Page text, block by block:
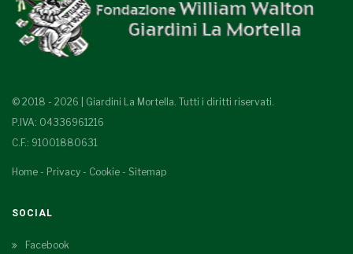
© 2018 - 2026 | Giardini La Mortella. Tutti i diritti riservati.
P.IVA: 04336961216
C.F.: 91001880631
Home - Privacy - Cookie - Sitemap
SOCIAL
Facebook